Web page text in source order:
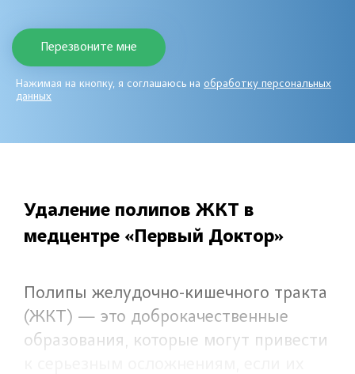
Нажимая на кнопку, я соглашаюсь на обработку персональных
данных
Удаление полипов ЖКТ в
медцентре «Первый Доктор»
Полипы желудочно-кишечного тракта
(ЖКТ) — это доброкачественные
образования, которые могут привести